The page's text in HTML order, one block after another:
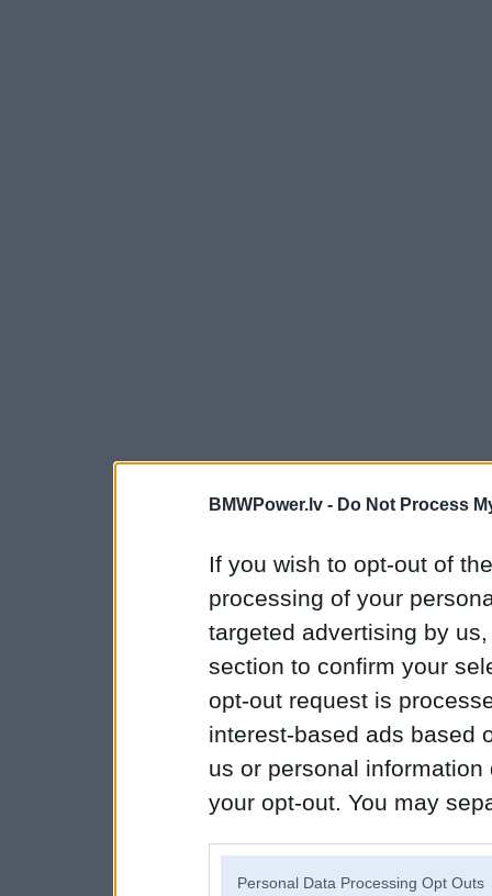
BMWPower.lv - Do Not Process
If you wish to opt-out of
processing of your
targeted advertising by
section to confirm your
opt-out request is
interest-based ads based
us or personal
your opt-out. You may
Personal Data Processing Opt Outs